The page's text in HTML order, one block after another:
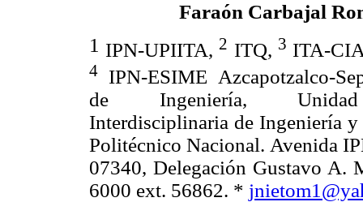
Faraón Carbajal
1 IPN-UPIITA, 2 ITQ, 3 ITA-
4
IPN-ESIME Azcapotzalco-
de Ingeniería, Unidad
Interdisciplinaria de Ingeniería
Politécnico Nacional. Avenida
07340, Delegación Gustavo A.
6000 ext. 56862. *